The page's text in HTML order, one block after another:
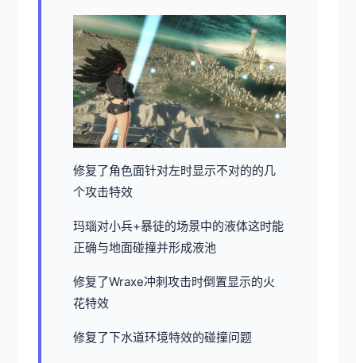
修复了角色面针对左时显示不对的的几
个攻击特效
玛瑙对小兵+暴徒的场景中的液体这时能
正确与地面碰撞并形成液池
修复了Wraxe冲刺攻击时倒置显示的火
花特效
修复了下水道环境特效的碰撞问题